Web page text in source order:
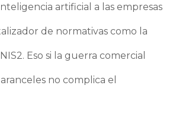
artificial a las empresas
de normativas como la
Eso si la guerra comercial
no complica el